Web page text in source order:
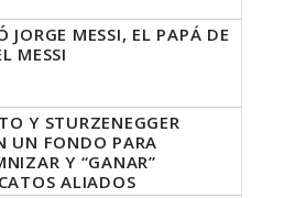
JORGE MESSI, EL PAPÁ DE
MESSI
Y STURZENEGGER
UN FONDO PARA
Y “GANAR”
ALIADOS